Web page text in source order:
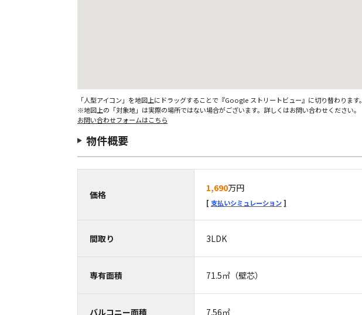
「人型アイコン」を地図上にドラッグすることで『Google ストリートビュー』に切り替わります。
※地図上の「対象地」は実際の場所ではない場合がございます。詳しくはお問い合わせください。
お問い合わせフォームはこちら
物件概要
価格
1,690万円
支払いシミュレーション
間取り 3LDK
専有面積 71.5㎡（壁芯）
バルコニー面積 7.56㎡